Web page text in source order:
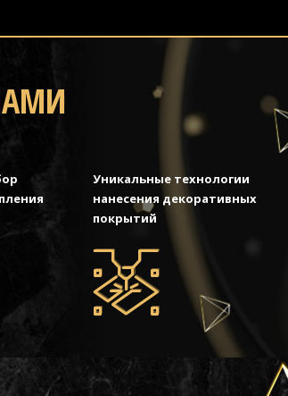
Уникальные технологии
нанесения декоративных
покрытий